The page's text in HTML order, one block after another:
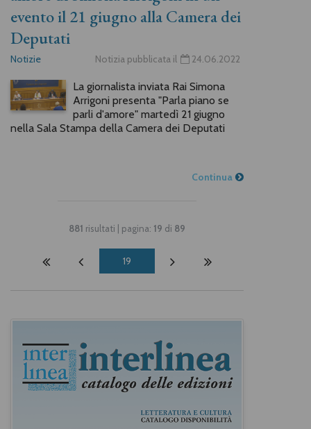
evento il 21 giugno alla Camera dei
Deputati
Notizie Notizia pubblicata il 24.06.2022
La giornalista inviata Rai Simona
Arrigoni presenta "Parla piano se
parli d'amore" martedì 21 giugno
nella Sala Stampa della Camera dei Deputati
Continua
881 risultati | pagina: 19 di 89
19